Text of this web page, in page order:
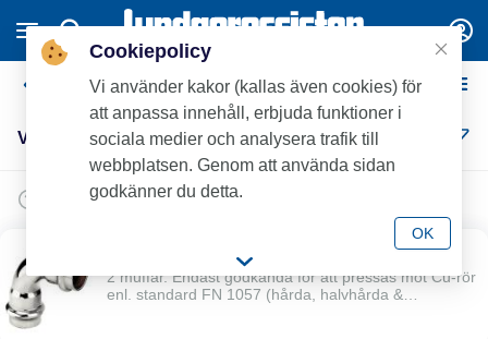
Viega Förkromad Kopparpress
Viega Förkromad Kopparpress (13)
2 muffar. Endast godkända för att pressas mot Cu-rör
enl. standard FN 1057 (hårda, halvhårda &
Cookiepolicy
Vi använder kakor (kallas även cookies) för
att anpassa innehåll, erbjuda funktioner i
sociala medier och analysera trafik till
webbplatsen. Genom att använda sidan
godkänner du detta.
OK